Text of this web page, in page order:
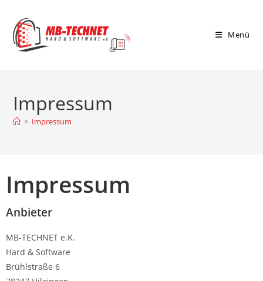
Menü
Impressum
> Impressum
Impressum
Anbieter
MB-TECHNET e.K.
Hard & Software
Brühlstraße 6